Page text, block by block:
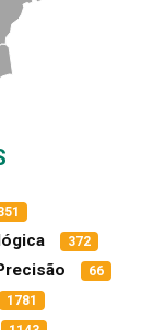
372
66
1781